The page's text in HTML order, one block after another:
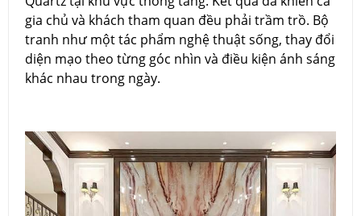
gia chủ và khách tham quan đều phải trầm trồ. Bộ
tranh như một tác phẩm nghệ thuật sống, thay đổi
diện mạo theo từng góc nhìn và điều kiện ánh sáng
khác nhau trong ngày.